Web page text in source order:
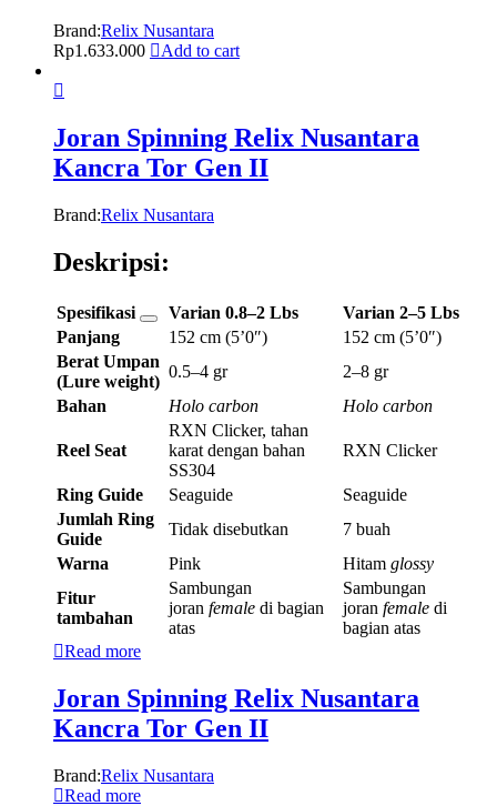
Brand:Relix Nusantara
Rp1.633.000 Add to cart
Joran Spinning Relix Nusantara
Kancra Tor Gen II
Brand:Relix Nusantara
Deskripsi:
Spesifikasi Varian 0.8–2 Lbs
Varian 2–5 Lbs
Panjang
152 cm (5’0″)
152 cm (5’0″)
Berat Umpan
(Lure weight)
0.5–4 gr
2–8 gr
Bahan
Holo carbon Holo carbon
Reel Seat
RXN Clicker, tahan
karat dengan bahan
SS304
RXN Clicker
Ring Guide Seaguide
Seaguide
Jumlah Ring
Guide
Tidak disebutkan
7 buah
Warna
Pink Hitam glossy
Fitur
tambahan
Sambungan
joran female di bagian
atas
Sambungan
joran female di
bagian atas
Read more
Joran Spinning Relix Nusantara
Kancra Tor Gen II
Brand:Relix Nusantara
Read more